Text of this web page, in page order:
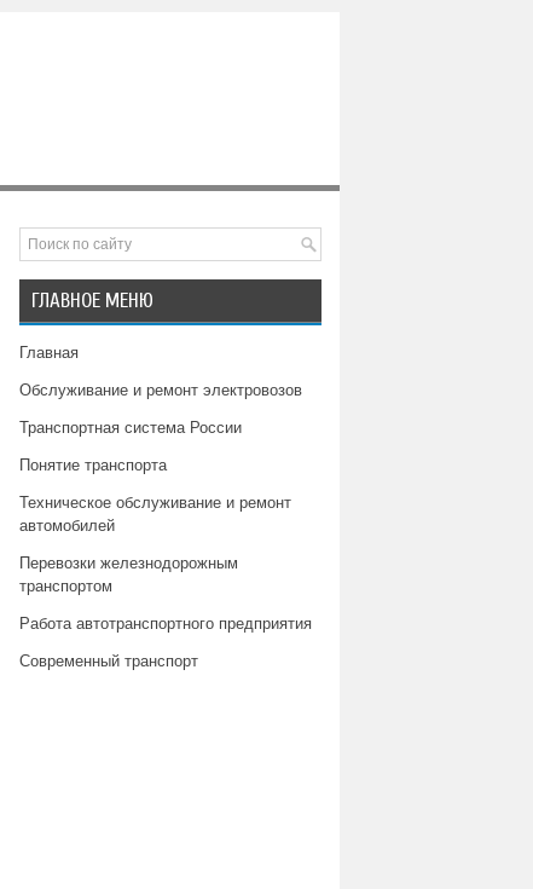
ГЛАВНОЕ МЕНЮ
Главная
Обслуживание и ремонт электровозов
Транспортная система России
Понятие транспорта
Техническое обслуживание и ремонт
автомобилей
Перевозки железнодорожным
транспортом
Работа автотранспортного предприятия
Современный транспорт